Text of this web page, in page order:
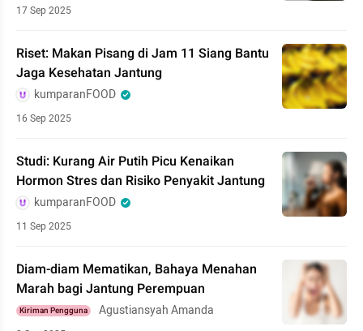
17 Sep 2025
Riset: Makan Pisang di Jam 11 Siang Bantu
Jaga Kesehatan Jantung
kumparanFOOD
16 Sep 2025
Studi: Kurang Air Putih Picu Kenaikan
Hormon Stres dan Risiko Penyakit Jantung
kumparanFOOD
11 Sep 2025
Diam-diam Mematikan, Bahaya Menahan
Marah bagi Jantung Perempuan
Kiriman Pengguna Agustiansyah Amanda